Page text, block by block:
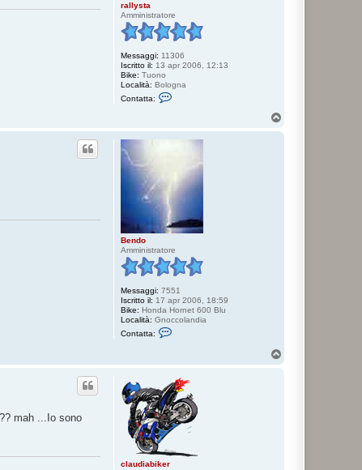
rallysta
Amministratore
Messaggi: 11306
Iscritto il: 13 apr 2006, 12:13
Bike: Tuono
Località: Bologna
Contatta:
a
l
s
t
Bendo
Amministratore
Messaggi: 7551
Iscritto il: 17 apr 2006, 18:59
Bike: Honda Hornet 600 Blu
Località: Gnoccolandia
Contatta:
a
t
a
B
e
n
claudiabiker
mah ...Io sono